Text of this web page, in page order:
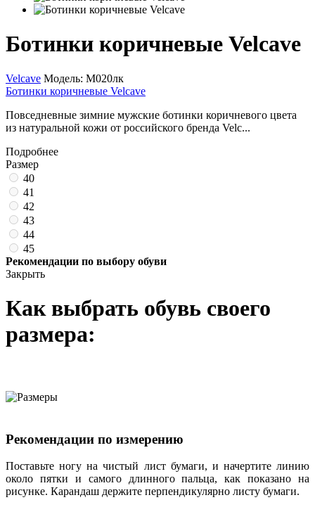
Ботинки коричневые Velcave
Velcave Модель: М020лк
Ботинки коричневые Velcave
Повседневные зимние мужские ботинки коричневого цвета
из натуральной кожи от российского бренда Velc...
Подробнее
Размер
40
41
42
43
44
45
Рекомендации по выбору обуви
Закрыть
Как выбрать обувь своего
размера:
Рекомендации по измерению
Поставьте ногу на чистый лист бумаги, и начертите линию
около пятки и самого длинного пальца, как показано на
рисунке. Карандаш держите перпендикулярно листу бумаги.